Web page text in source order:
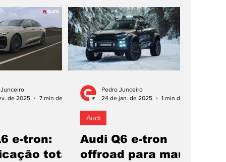
e-tron:
total
de 2025
Audi Q6 e-tron
offroad para maus
Audi
Pedro Junceiro
24 de jan. de 2025